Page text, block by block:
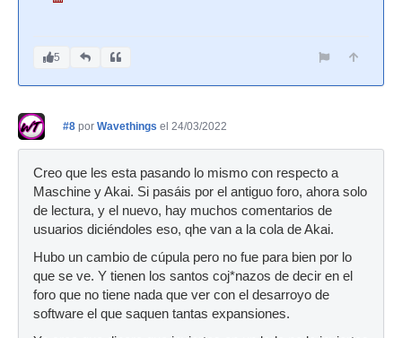
5
#8 por Wavethings el 24/03/2022
Creo que les esta pasando lo mismo con respecto a
Maschine y Akai. Si pasáis por el antiguo foro, ahora solo
de lectura, y el nuevo, hay muchos comentarios de
usuarios diciéndoles eso, qhe van a la cola de Akai.
Hubo un cambio de cúpula pero no fue para bien por lo
que se ve. Y tienen los santos coj*nazos de decir en el
foro que no tiene nada que ver con el desarroyo de
software el que saquen tantas expansiones.